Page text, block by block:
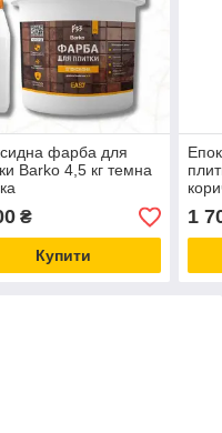
фарба для
Barko 4,5 кг темна
₴
Купити
1